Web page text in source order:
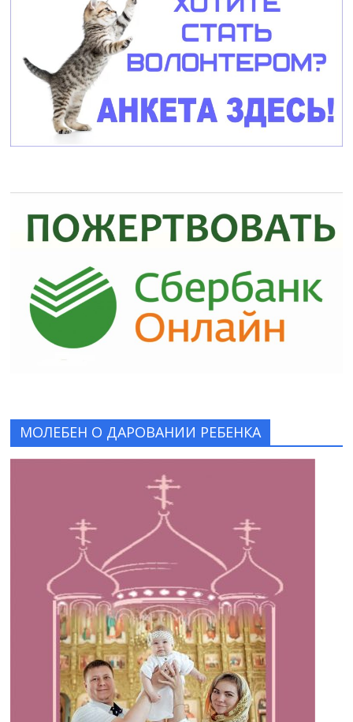
МОЛЕБЕН О ДАРОВАНИИ РЕБЕНКА